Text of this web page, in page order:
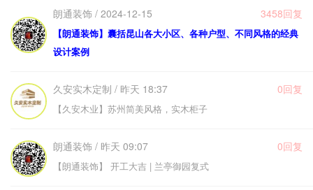
朗通装饰 / 2024-12-15 3458回复
【朗通装饰】囊括昆山各大小区、各种户型、不同风格的经典
设计案例
久安实木定制 / 昨天 18:37 0回复
【久安木业】苏州简美风格，实木柜子
朗通装饰 / 昨天 09:07 0回复
【朗通装饰】 开工大吉 | 兰亭御园复式